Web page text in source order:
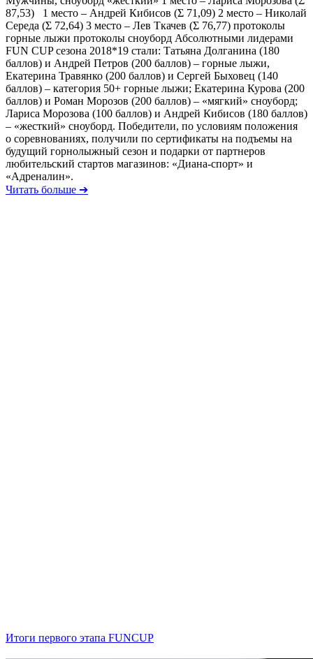
87,53) 1 место – Андрей Кибисов (Ʃ 71,09) 2 место – Николай
Середа (Ʃ 72,64) 3 место – Лев Ткачев (Ʃ 76,77) протоколы
горные лыжи протоколы сноуборд Абсолютными лидерами
FUN CUP сезона 2018*19 стали: Татьяна Долганина (180
баллов) и Андрей Петров (200 баллов) – горные лыжи,
Екатерина Травянко (200 баллов) и Сергей Быховец (140
баллов) – категория 50+ горные лыжи; Екатерина Курова (200
баллов) и Роман Морозов (200 баллов) – «мягкий» сноуборд;
Лариса Морозова (100 баллов) и Андрей Кибисов (180 баллов)
– «жесткий» сноуборд. Победители, по условиям положения
о соревнованиях, получили по сертификаты на подъемы на
будущий горнолыжный сезон и подарки от партнеров
любительский стартов магазинов: «Диана-спорт» и
«Адреналин».
Читать больше ➔
Итоги первого этапа FUNCUP